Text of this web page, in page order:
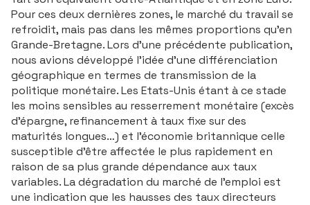
Pour ces deux dernières zones, le marché du travail se
refroidit, mais pas dans les mêmes proportions qu’en
Grande-Bretagne. Lors d’une précédente publication,
nous avions développé l’idée d’une différenciation
géographique en termes de transmission de la
politique monétaire. Les Etats-Unis étant à ce stade
les moins sensibles au resserrement monétaire (excès
d’épargne, refinancement à taux fixe sur des
maturités longues…) et l’économie britannique celle
susceptible d’être affectée le plus rapidement en
raison de sa plus grande dépendance aux taux
variables. La dégradation du marché de l’emploi est
une indication que les hausses des taux directeurs